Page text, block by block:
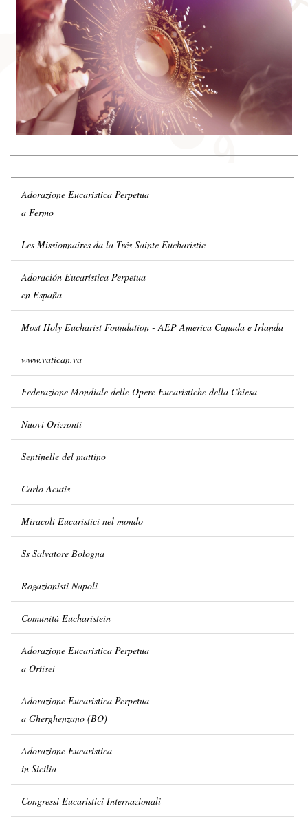
Adorazione Eucaristica Perpetua
a Fermo
Les Missionnaires da la Trés Sainte Eucharistie
Adoración Eucarística Perpetua
en España
Most Holy Eucharist Foundation - AEP America Canada e Irlanda
www.vatican.va
Federazione Mondiale delle Opere Eucaristiche della Chiesa
Nuovi Orizzonti
Sentinelle del mattino
Carlo Acutis
Miracoli Eucaristici nel mondo
Ss Salvatore Bologna
Rogazionisti Napoli
Comunità Eucharistein
Adorazione Eucaristica Perpetua
a Ortisei
Adorazione Eucaristica Perpetua
a Gherghenzano (BO)
Adorazione Eucaristica
in Sicilia
Congressi Eucaristici Internazionali